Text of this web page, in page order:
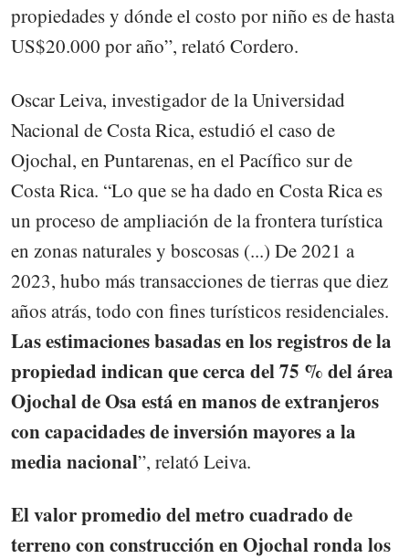
propiedades y dónde el costo por niño es de hasta
US$20.000 por año”, relató Cordero.
Oscar Leiva, investigador de la Universidad
Nacional de Costa Rica, estudió el caso de
Ojochal, en Puntarenas, en el Pacífico sur de
Costa Rica. “Lo que se ha dado en Costa Rica es
un proceso de ampliación de la frontera turística
en zonas naturales y boscosas (...) De 2021 a
2023, hubo más transacciones de tierras que diez
años atrás, todo con fines turísticos residenciales.
Las estimaciones basadas en los registros de la
propiedad indican que cerca del 75 % del área
Ojochal de Osa está en manos de extranjeros
con capacidades de inversión mayores a la
media nacional”, relató Leiva.
El valor promedio del metro cuadrado de
terreno con construcción en Ojochal ronda los